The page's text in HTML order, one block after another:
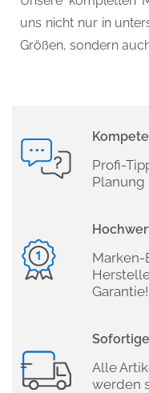
uns nicht nur in
Größen, sondern
Profi-
Planung
Marken-
Garantie!
Alle
werden